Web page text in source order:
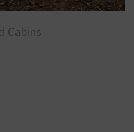
Cabins